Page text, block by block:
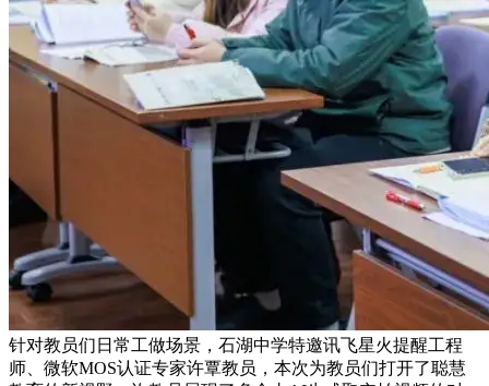
针对教员们日常工做场景，石湖中学特邀讯飞星火提醒工程
师、微软MOS认证专家许覃教员，本次为教员们打开了聪慧